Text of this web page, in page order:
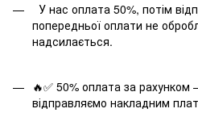
У нас оплата 50%, потім
попередньої оплати не
надсилається.
🔥✅ 50% оплата за
відправляємо накладним